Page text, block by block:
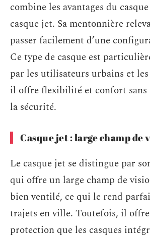
combine les avantages du
casque jet. Sa mentonnière
passer facilement d’une
Ce type de casque est
par les utilisateurs urbains et les
il offre flexibilité et confort
la sécurité.
Casque jet : large champ de
Le casque jet se distingue par
qui offre un large champ de
bien ventilé, ce qui le rend
trajets en ville. Toutefois, il
protection que les casques